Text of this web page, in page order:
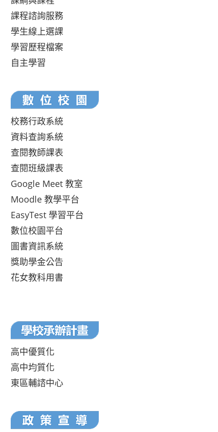
課程諮詢服務
學生線上選課
學習歷程檔案
自主學習
校務行政系統
資料查詢系統
查閱教師課表
查閱班級課表
Google Meet 教室
Moodle 教學平台
EasyTest 學習平台
數位校園平台
圖書資訊系統
獎助學金公告
花女教科用書
高中優質化
高中均質化
東區輔諮中心